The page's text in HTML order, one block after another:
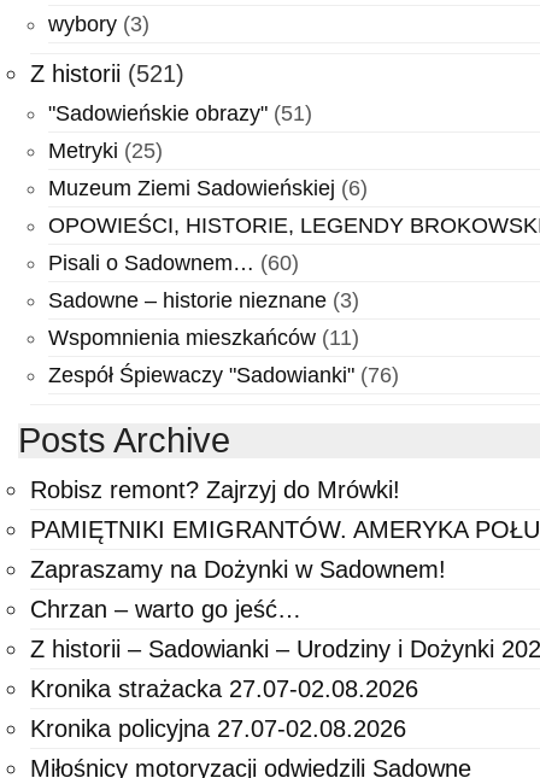
wybory (3)
Z historii (521)
"Sadowieńskie obrazy" (51)
Metryki (25)
Muzeum Ziemi Sadowieńskiej (6)
OPOWIEŚCI, HISTORIE, LEGENDY
Pisali o Sadownem… (60)
Sadowne – historie nieznane (3)
Wspomnienia mieszkańców (11)
Zespół Śpiewaczy "Sadowianki" (76)
Posts Archive
Robisz remont? Zajrzyj do Mrówki!
PAMIĘTNIKI EMIGRANTÓW. AMERYKA
Zapraszamy na Dożynki w Sadownem!
Chrzan – warto go jeść…
Z historii – Sadowianki – Urodziny i Dożynki
Kronika strażacka 27.07-02.08.2026
Kronika policyjna 27.07-02.08.2026
Miłośnicy motoryzacji odwiedzili Sadowne